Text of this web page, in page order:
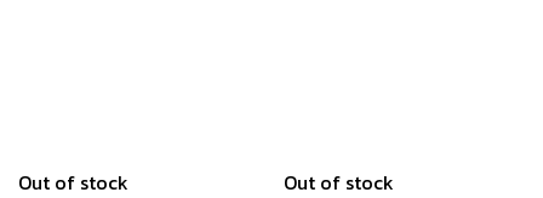
Out of stock Out of stock